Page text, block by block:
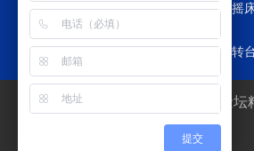
友情链接：恒温振荡器 恒温摇
台式真空包装机 转
常州金
提交